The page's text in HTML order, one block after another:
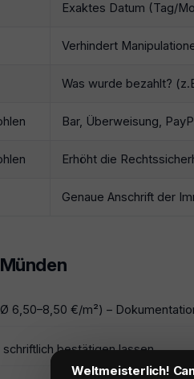
Exaktes Datum (Tag/
Verhindert
Was wurde bezahlt?
Bar, Überweisung,
Erhöht die
Genaue Anschrift der
6,50–8,50 €/m²) –
schriftlich bestätigen lassen
Weltmeisterlich!